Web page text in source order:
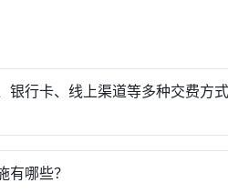
银行卡、线上渠道等多种交费方
有哪些？